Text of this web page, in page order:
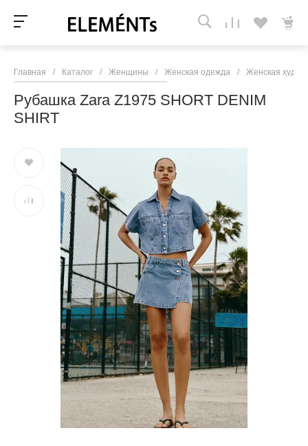
Главная / Каталог / Женщины / Женская одежда / Женская худи
Рубашка Zara Z1975 SHORT DENIM
SHIRT